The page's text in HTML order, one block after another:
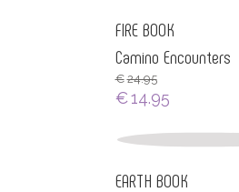
FIRE BOOK
Camino Encounters
€ 24.95
€14.95
EARTH BOOK